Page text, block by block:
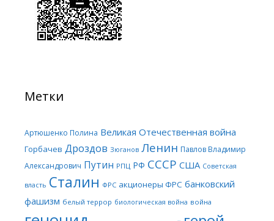
Метки
Артюшенко Полина Великая Отечественная война
Горбачев Дроздов Зюганов Ленин Павлов Владимир
Александрович Путин РПЦ РФ СССР США Советская
власть Сталин ФРС акционеры ФРС банковский
фашизм белый террор биологическая война война